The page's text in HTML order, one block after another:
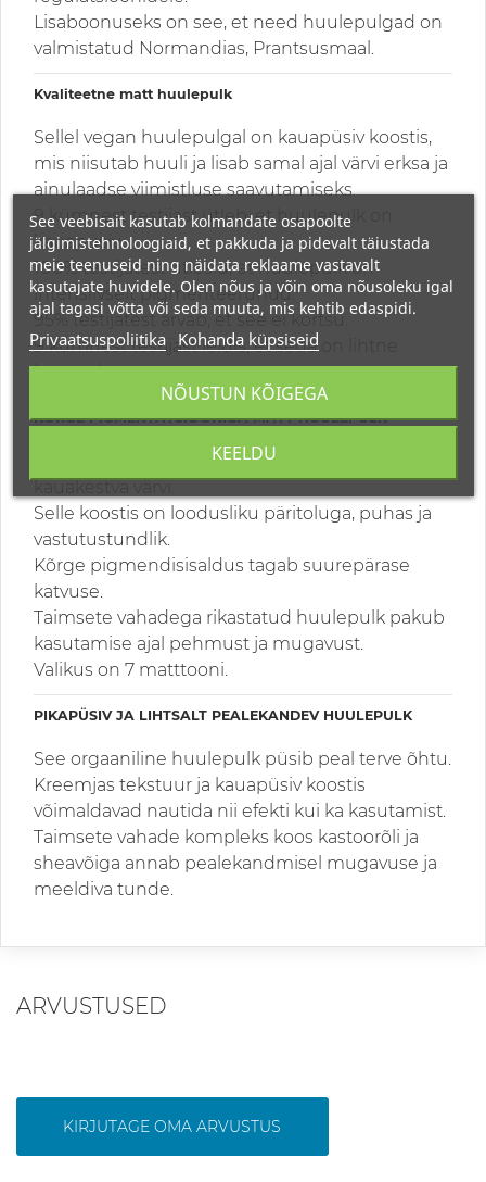
Lisaboonuseks on see, et need huulepulgad on
valmistatud Normandias, Prantsusmaal.
Kvaliteetne matt huulepulk
Sellel vegan huulepulgal on kauapüsiv koostis,
mis niisutab huuli ja lisab samal ajal värvi erksa ja
ainulaadse viimistluse saavutamiseks.
9 kümnest testijast ütleb, et huulepulk on
kauapüsiv.
100% testijatest ütlesid, et huulepulk on
intensiivselt pigmenteerunud.
95% testijatest arvab, et see ei kortsu.
9 kümnest testijast leidis, et seda on lihtne
kasutada.
KÕRGE PIGMENTATSIOONIGA MATT HUULEPULK
See orgaaniline huulepulk annab intensiivse ja
Selle koostis on loodusliku päritoluga, puhas ja
vastutustundlik.
Kõrge pigmendisisaldus tagab suurepärase
katvuse.
Taimsete vahadega rikastatud huulepulk pakub
kasutamise ajal pehmust ja mugavust.
Valikus on 7 matttooni.
PIKAPÜSIV JA LIHTSALT PEALEKANDEV HUULEPULK
See orgaaniline huulepulk püsib peal terve õhtu.
Kreemjas tekstuur ja kauapüsiv koostis
võimaldavad nautida nii efekti kui ka kasutamist.
Taimsete vahade kompleks koos kastoorõli ja
sheavõiga annab pealekandmisel mugavuse ja
meeldiva tunde.
ARVUSTUSED
KIRJUTAGE OMA ARVUSTUS
See veebisait kasutab kolmandate osapoolte
jälgimistehnoloogiaid, et pakkuda ja pidevalt täiustada
meie teenuseid ning näidata reklaame vastavalt
kasutajate huvidele. Olen nõus ja võin oma nõusoleku igal
ajal tagasi võtta või seda muuta, mis kehtib edaspidi.
Privaatsuspoliitika Kohanda küpsiseid
KEELDU
NÕUSTUN KÕIGEGA